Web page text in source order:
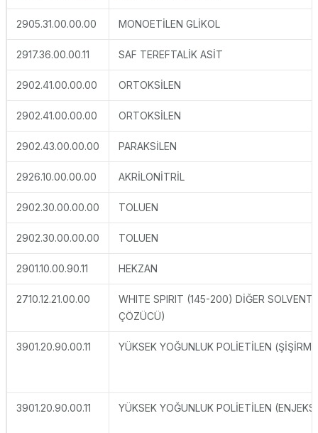
2905.31.00.00.00 MONOETİLEN GLİKOL
2917.36.00.00.11 SAF TEREFTALİK ASİT
2902.41.00.00.00 ORTOKSİLEN
2902.41.00.00.00 ORTOKSİLEN
2902.43.00.00.00 PARAKSİLEN
2926.10.00.00.00 AKRİLONİTRİL
2902.30.00.00.00 TOLUEN
2902.30.00.00.00 TOLUEN
2901.10.00.90.11 HEKZAN
2710.12.21.00.00
WHITE SPIRIT (145-200) DİĞER
ÇÖZÜCÜ)
3901.20.90.00.11 YÜKSEK YOĞUNLUK POLİETİLEN
3901.20.90.00.11 YÜKSEK YOĞUNLUK POLİETİLEN